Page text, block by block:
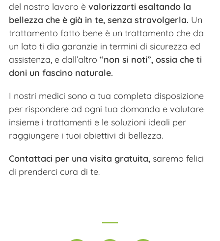
del nostro lavoro è valorizzarti esaltando la
bellezza che è già in te, senza stravolgerla. Un
trattamento fatto bene è un trattamento che da
un lato ti dia garanzie in termini di sicurezza ed
assistenza, e dall’altro “non si noti”, ossia che ti
doni un fascino naturale.
I nostri medici sono a tua completa disposizione
per rispondere ad ogni tua domanda e valutare
insieme i trattamenti e le soluzioni ideali per
raggiungere i tuoi obiettivi di bellezza.
Contattaci per una visita gratuita, saremo felici
di prenderci cura di te.